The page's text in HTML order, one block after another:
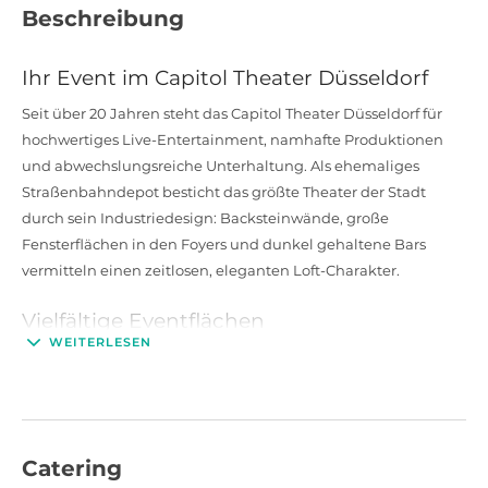
Beschreibung
Ihr Event im Capitol Theater Düsseldorf
Seit über 20 Jahren steht das Capitol Theater Düsseldorf für
hochwertiges Live-Entertainment, namhafte Produktionen
und abwechslungsreiche Unterhaltung. Als ehemaliges
Straßenbahndepot besticht das größte Theater der Stadt
durch sein Industriedesign: Backsteinwände, große
Fensterflächen in den Foyers und dunkel gehaltene Bars
vermitteln einen zeitlosen, eleganten Loft-Charakter.
Vielfältige Eventflächen
Eingänge – ideal für parallel stattfindende Formate oder
WEITERLESEN
Catering